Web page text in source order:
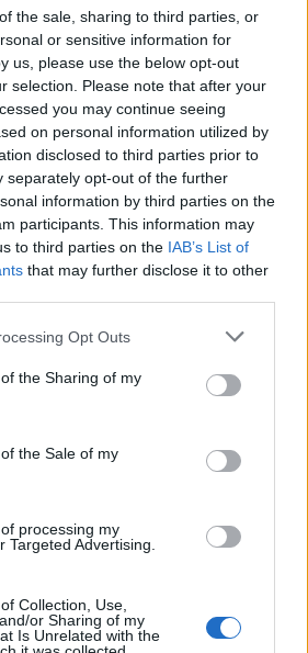
the sale, sharing to third parties, or
or sensitive information for
us, please use the below opt-out
selection. Please note that after your
you may continue seeing
on personal information utilized by
disclosed to third parties prior to
separately opt-out of the further
information by third parties on the
participants. This information may
to third parties on the IAB’s List of
that may further disclose it to other
Opt Outs
the Sharing of my
the Sale of my
processing my
Targeted Advertising.
Collection, Use,
or Sharing of my
Is Unrelated with the
(08/08) ο υδράργυρος: Σε ποια
έδειξε 39,5 (πίνακας)
ραντεβού - Τι σχεδιάζεται για την
στη Νίκαια της Γαλλίας με το
αεροσκάφος συνετρίβη
αερίου
Νεκρός άνδρας που
και κατάνυξη ο εορτασμός του